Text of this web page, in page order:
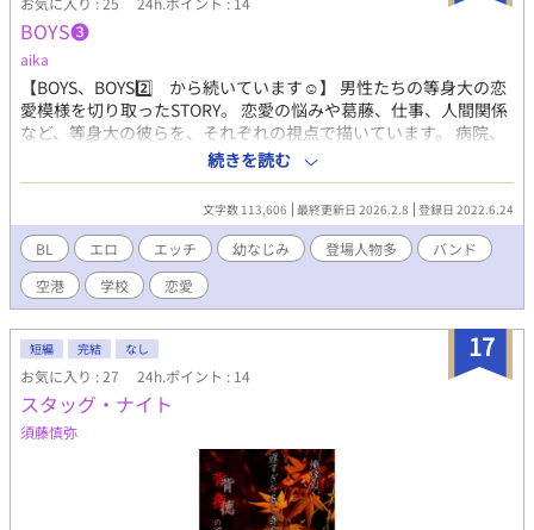
いします！
BOYS❸
aika
【BOYS、BOYS2️⃣ から続いています☺︎】 男性たちの等身大の恋
愛模様を切り取ったSTORY。 恋愛の悩みや葛藤、仕事、人間関係
など、等身大の彼らを、それぞれの視点で描いています。 病院、
バンド、大学、空港、アパレル、職業も人生も様々な彼らが、出
会いや別れを繰り返しながら、自分なりの愛を見つけていく物
語。 〜〜〜〜 ♡→渡里優羽 ♤→沢渡仁 ♢→南川梓 ♧→宗馬遥 幼
なじみ４人を中心としたそれぞれの世界の人間関係、恋模様を描
いています。 長くなったので、続きを３にしました。 短編のよう
に気になった話だけ読んでいただけるように、登場人物紹介を入
れてもう少し工夫して書きたいなと思っています。 ドロドロな恋
愛模様、鬼畜、激しいシーンを書くのが好きなので、多くなりが
ちです 恋愛を通して各キャラの個性や考え、成長、などを描きつ
つ、R18要素にも力を入れていきたいです♡ 登場人物多数！色々
な男の子がいるので、好みの子を応援してくださると嬉しいです
♡ 色々なシチュエーションでのエッチ、個性豊かな男の子たちの
愛と快楽を追求していく予定です。 R-18/R18/性描写あり/エロ/エ
ッチ/BL/幼なじみ/恋愛/純愛/NTR/浮気/複数/イケメン/美少年/複
数プレイ/変態/上司/部下/先輩/後輩/羞恥プレイ/調教/乱交/同僚/童
顔/同棲/バンド/制服/元彼/元カレ/未練/新彼/彼氏/ 執着/年下/年上/
同級生/略奪/タレ目/片思い/禁断/肉体関係/コスプレ/
続きを読む
文字数 113,606 最終更新日 2026.2.8 登録日 2022.6.24
BL エロ エッチ 幼なじみ 登場人物多
バンド
空港
学校 恋愛
17
短編 完結 なし
お気に入り : 27 24h.ポイント : 14
スタッグ・ナイト
須藤慎弥